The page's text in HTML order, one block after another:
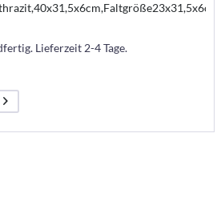
Lieferzeit 2-4 Tage.